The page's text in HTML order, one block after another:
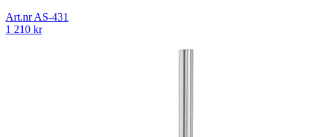
Art.nrAS-431
1 210 kr